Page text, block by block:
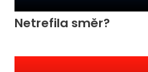
Netrefila směr?